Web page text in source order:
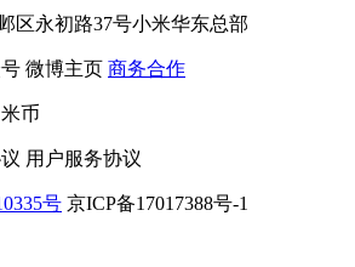
区永初路37号小米华东总部
微博主页 商务合作
米币
用户服务协议
号 京ICP备17017388号-1